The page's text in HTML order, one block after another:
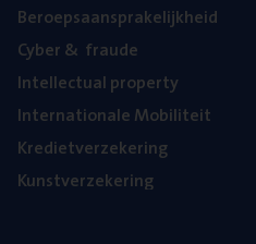
Beroeps­aan­spra­ke­lijk­heid
Cyber& fraude
Intel­lec­tu­al property
Inter­na­ti­o­na­le Mobiliteit
Kre­diet­ver­ze­ke­ring
Kunst­ver­ze­ke­ring